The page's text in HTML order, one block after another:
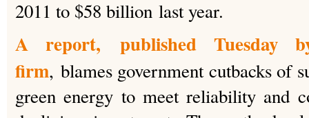
2011 to $58 billion last year.
A report, published Tuesday
firm, blames government cutbacks of
green energy to meet reliability and